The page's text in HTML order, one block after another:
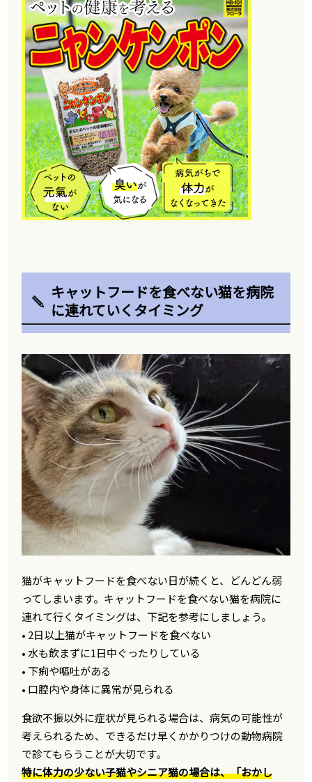
キャットフードを食べない猫を病院
に連れていくタイミング
猫がキャットフードを食べない日が続くと、どんどん弱
ってしまいます。キャットフードを食べない猫を病院に
連れて行くタイミングは、下記を参考にしましょう。
• 2日以上猫がキャットフードを食べない
• 水も飲まずに1日中ぐったりしている
• 下痢や嘔吐がある
• 口腔内や身体に異常が見られる
食欲不振以外に症状が見られる場合は、病気の可能性が
考えられるため、できるだけ早くかかりつけの動物病院
で診てもらうことが大切です。
特に体力の少ない子猫やシニア猫の場合は、「おかし